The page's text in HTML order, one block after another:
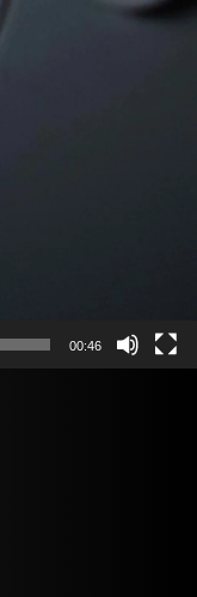
00:46